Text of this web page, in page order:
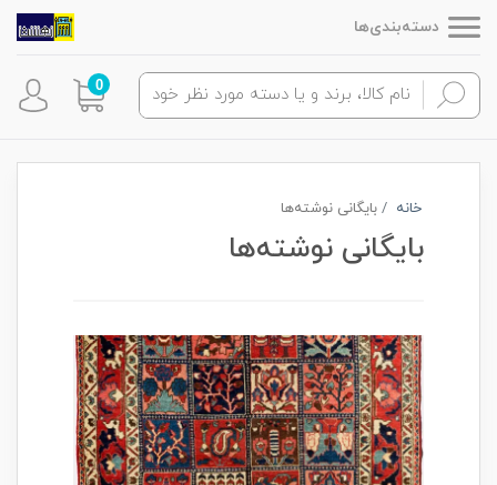
دسته‌بندی‌ها
0
خانه بایگانی نوشته‌ها
بایگانی نوشته‌ها